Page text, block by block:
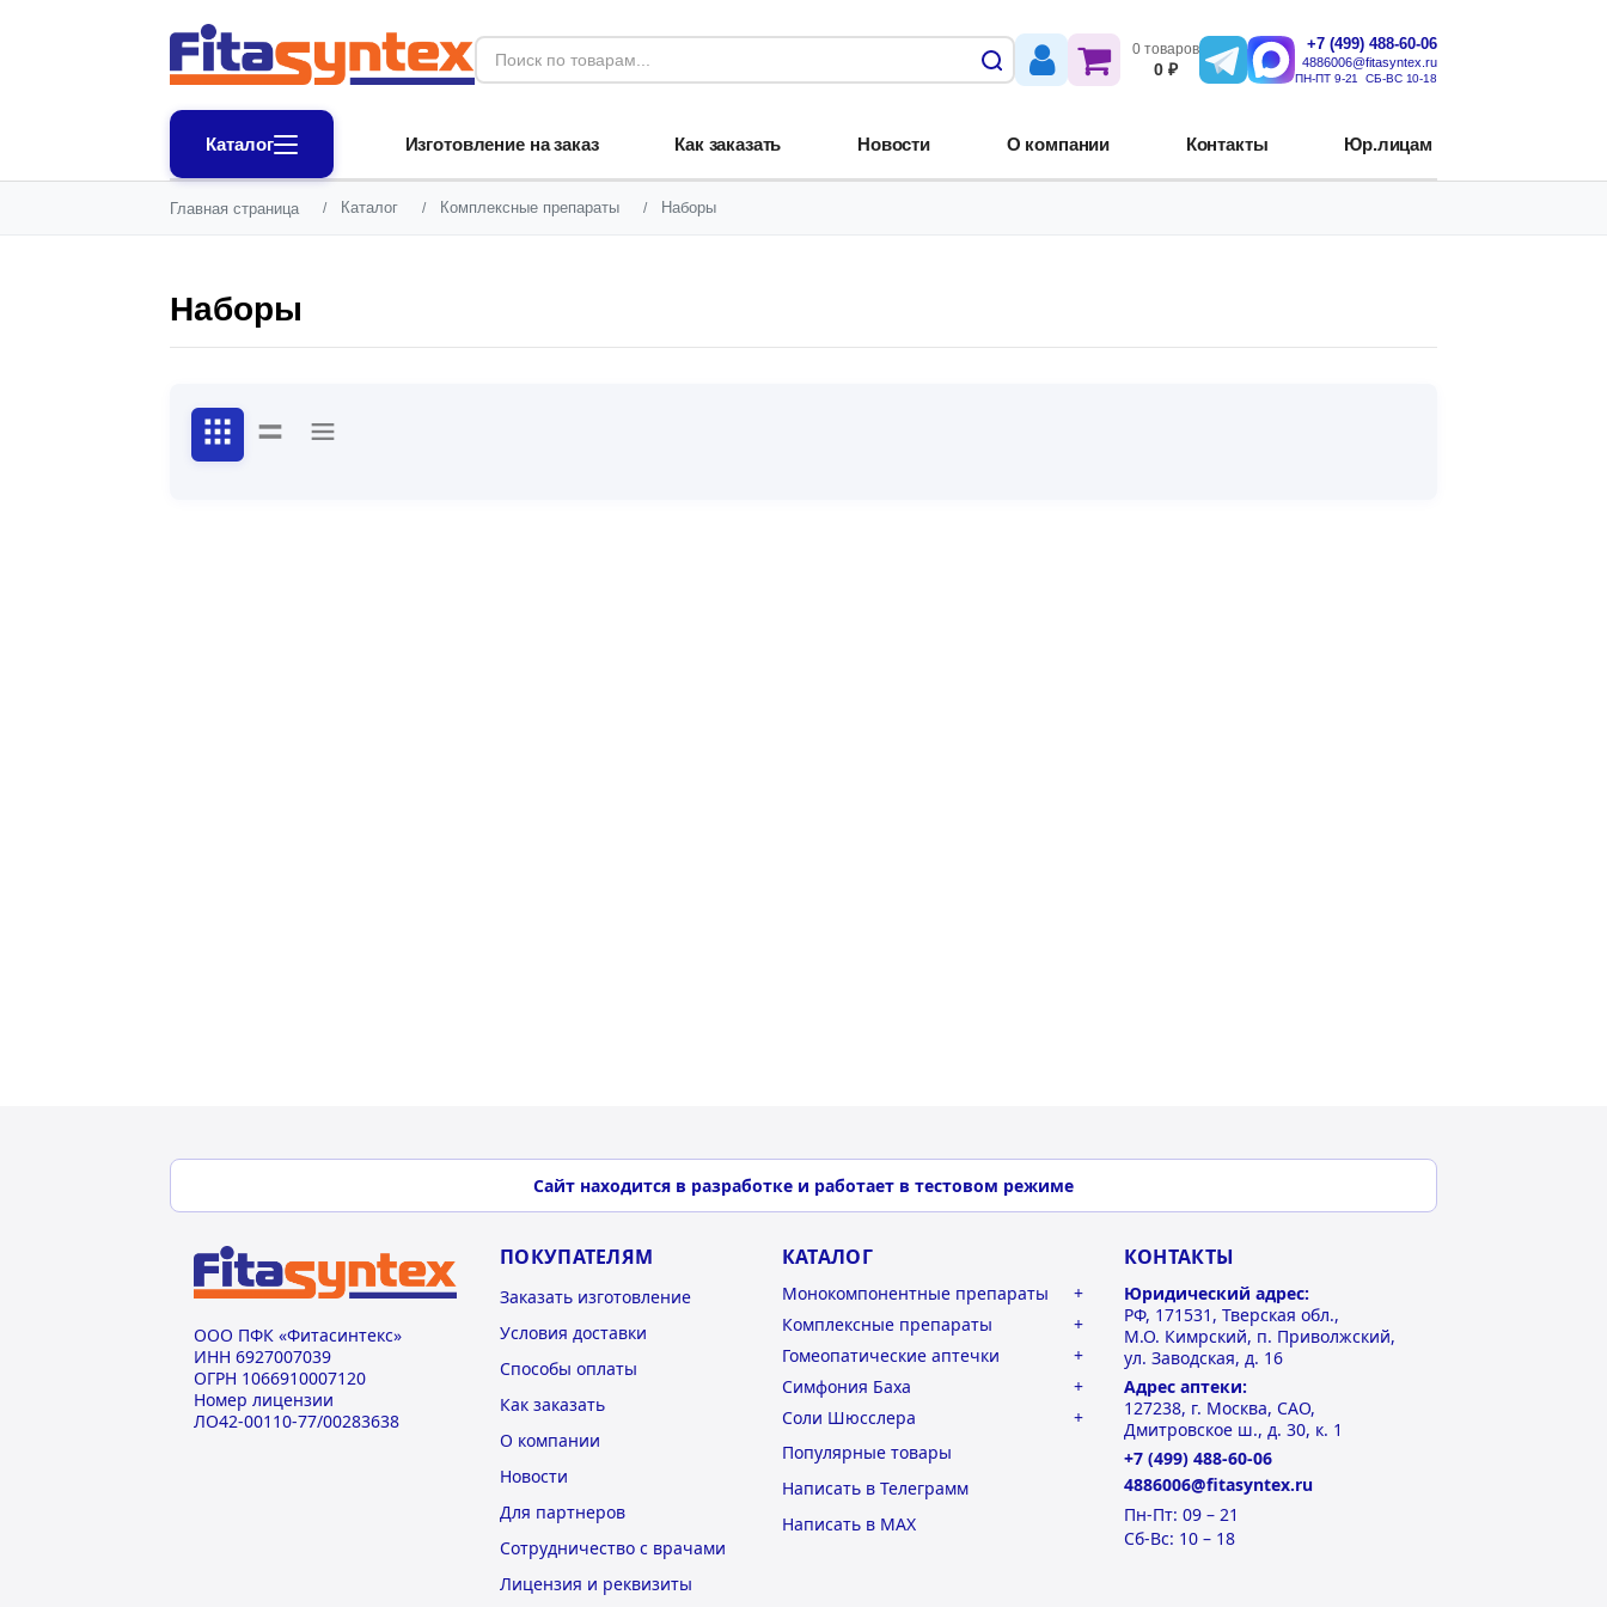
0 товаров
0 ₽
+7 (499) 488-60-06
4886006@fitasyntex.ru
ПН-ПТ 9-21 СБ-ВС 10-18
Каталог Изготовление на заказ Как заказать Новости О компании Контакты Юр.лицам
Главная страница / Каталог / Комплексные препараты / Наборы
Наборы
Сайт находится в разработке и работает в тестовом режиме
ООО ПФК «Фитасинтекс»
ИНН 6927007039
ОГРН 1066910007120
Номер лицензии
ЛО42-00110-77/00283638
ПОКУПАТЕЛЯМ
Заказать изготовление
Условия доставки
Способы оплаты
Как заказать
О компании
Новости
Для партнеров
Сотрудничество с врачами
Лицензия и реквизиты
КАТАЛОГ
Монокомпонентные препараты
Комплексные препараты
Гомеопатические аптечки
Симфония Баха
Соли Шюсслера
Популярные товары
Написать в Телеграмм
Написать в MAX
КОНТАКТЫ
Юридический адрес:
РФ, 171531, Тверская обл.,
М.О. Кимрский, п. Приволжский,
ул. Заводская, д. 16
Адрес аптеки:
127238, г. Москва, САО,
Дмитровское ш., д. 30, к. 1
+7 (499) 488-60-06
4886006@fitasyntex.ru
Пн-Пт: 09 – 21
Сб-Вс: 10 – 18